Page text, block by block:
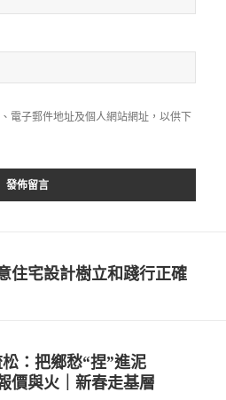
電子郵件地址及個人網站網址，以供下
住宅設計樹立和踐行正確
：把鄉愁“捏”進泥
價與火｜新春走基層